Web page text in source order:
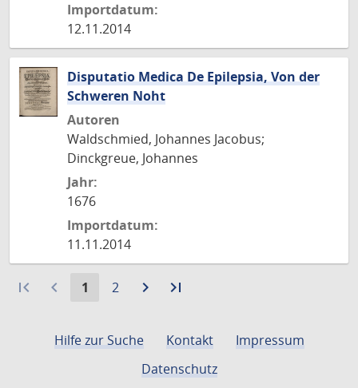
Importdatum:
12.11.2014
Disputatio Medica De Epilepsia, Von der
Schweren Noht
Autoren
Waldschmied, Johannes Jacobus;
Dinckgreue, Johannes
Jahr:
1676
Importdatum:
11.11.2014
first_page navigate_before
Aktuelle
1
Gehe
2 navigate_next
Zurlast_page
Hilfe zur Suche
Kontakt
Impressum
Datenschutz